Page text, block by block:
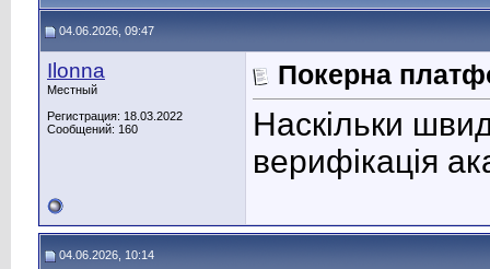
04.06.2026, 09:47
Ilonna
Местный
Регистрация: 18.03.2022
Сообщений: 160
Покерна
Наскільки
верифікація
04.06.2026, 10:14